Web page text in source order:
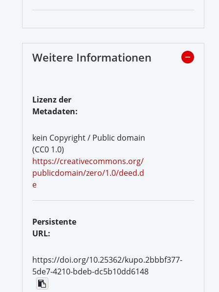
Weitere Informationen
Lizenz der
Metadaten:
kein Copyright / Public domain
(CC0 1.0)
https://creativecommons.org/
publicdomain/zero/1.0/deed.d
e
Persistente
URL:
https://doi.org/10.25362/kupo.2bbbf377-
5de7-4210-bdeb-dc5b10dd6148